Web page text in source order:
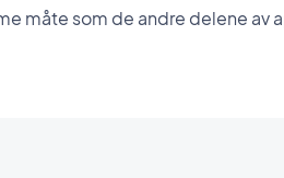
måte som de andre delene av